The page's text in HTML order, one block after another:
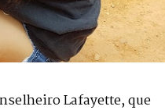
Lafayette, que